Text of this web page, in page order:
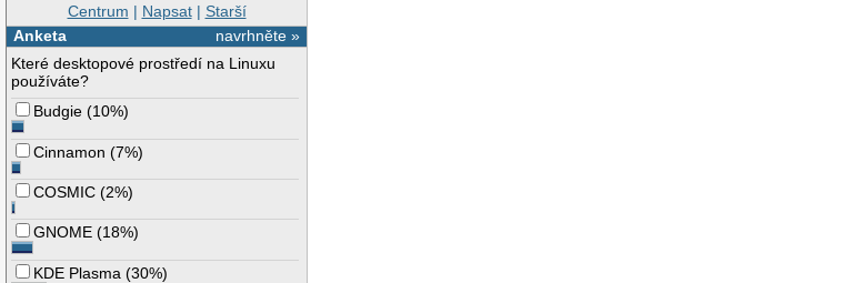
Centrum | Napsat| Starší
navrhněte »
Anketa
Které desktopové prostředí na Linuxu
používáte?
Budgie (10%)
Cinnamon (7%)
COSMIC (2%)
GNOME (18%)
KDE Plasma (30%)